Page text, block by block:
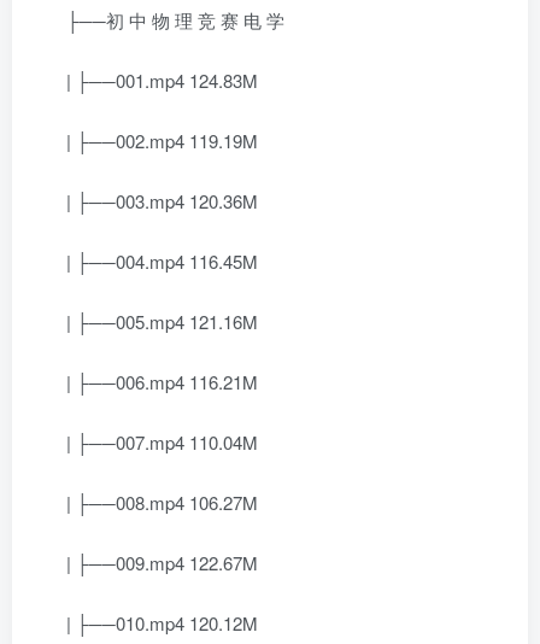
├──初 中 物 理 竞 赛 电 学
| ├──001.mp4 124.83M
| ├──002.mp4 119.19M
| ├──003.mp4 120.36M
| ├──004.mp4 116.45M
| ├──005.mp4 121.16M
| ├──006.mp4 116.21M
| ├──007.mp4 110.04M
| ├──008.mp4 106.27M
| ├──009.mp4 122.67M
| ├──010.mp4 120.12M